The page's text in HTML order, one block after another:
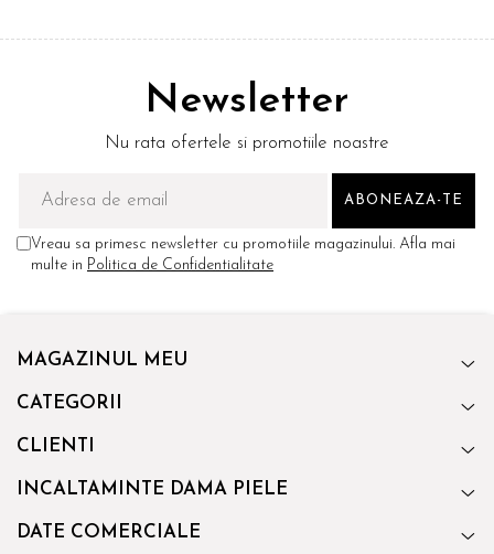
Newsletter
Nu rata ofertele si promotiile noastre
Vreau sa primesc newsletter cu promotiile magazinului. Afla mai
multe in Politica de Confidentialitate
MAGAZINUL MEU
CATEGORII
CLIENTI
INCALTAMINTE DAMA PIELE
DATE COMERCIALE